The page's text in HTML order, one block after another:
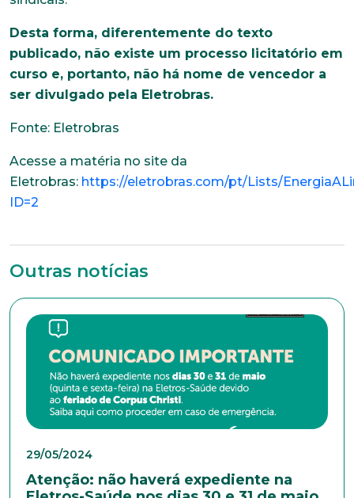
Desta forma, diferentemente do texto
publicado, não existe um processo licitatório em
curso e, portanto, não há nome de vencedor a
ser divulgado pela Eletrobras.
Fonte: Eletrobras
Acesse a matéria no site da
Eletrobras: https://eletrobras.com/pt/Lists/
ID=2
Outras notícias
29/05/2024
Atenção: não haverá expediente na
Trabalhe conosco
comprometida com o bem-estar dos seus
anexe seu currículo.
Nome completo*
E-mail*
Telefone
Endereço